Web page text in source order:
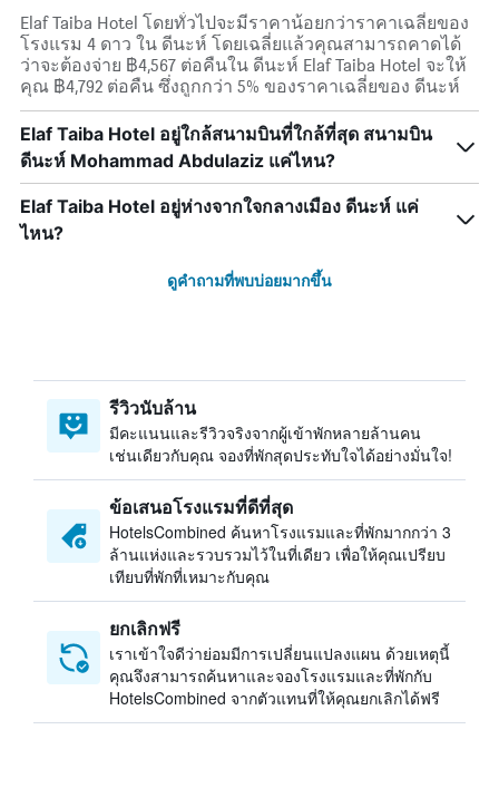
Elaf Taiba Hotel โดยทั่วไปจะมีราคาน้อยกว่าราคาเฉลี่ยของ
โรงแรม 4 ดาว ใน ดีนะห์ โดยเฉลี่ยแล้วคุณสามารถคาดได้
ว่าจะต้องจ่าย ฿4,567 ต่อคืนใน ดีนะห์ Elaf Taiba Hotel จะให้
คุณ ฿4,792 ต่อคืน ซึ่งถูกกว่า 5% ของราคาเฉลี่ยของ ดีนะห์
Elaf Taiba Hotel อยู่ใกล้สนามบินที่ใกล้ที่สุด สนามบิน
ดีนะห์ Mohammad Abdulaziz แค่ไหน?
Elaf Taiba Hotel อยู่ห่างจากใจกลางเมือง ดีนะห์ แค่
ไหน?
ดูคำถามที่พบบ่อยมากขึ้น
รีวิวนับล้าน
มีคะแนนและรีวิวจริงจากผู้เข้าพักหลายล้านคน
เช่นเดียวกับคุณ จองที่พักสุดประทับใจได้อย่างมั่นใจ!
ข้อเสนอโรงแรมที่ดีที่สุด
HotelsCombined ค้นหาโรงแรมและที่พักมากกว่า 3
ล้านแห่งและรวบรวมไว้ในที่เดียว เพื่อให้คุณเปรียบ
เทียบที่พักที่เหมาะกับคุณ
ยกเลิกฟรี
เราเข้าใจดีว่าย่อมมีการเปลี่ยนแปลงแผน ด้วยเหตุนี้
คุณจึงสามารถค้นหาและจองโรงแรมและที่พักกับ
HotelsCombined จากตัวแทนที่ให้คุณยกเลิกได้ฟรี